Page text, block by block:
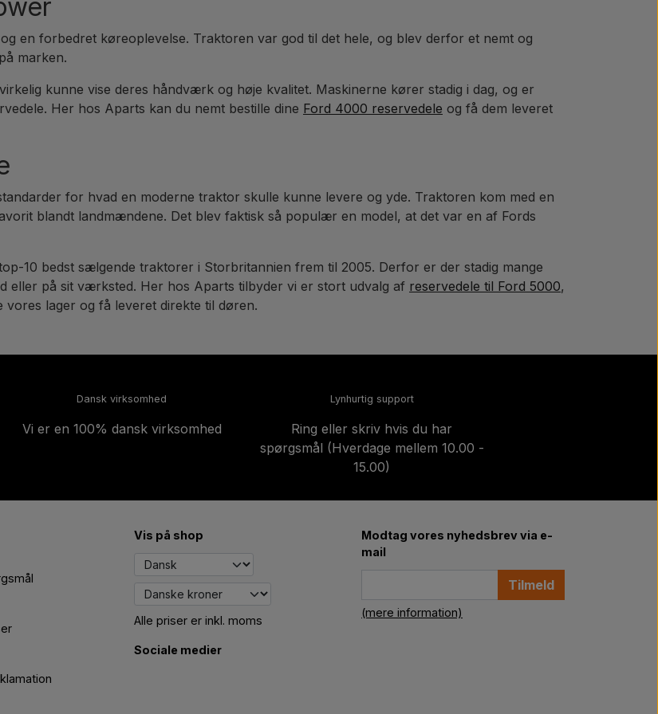
en forbedret køreoplevelse. Traktoren var god til det hele, og blev derfor et nemt og
marken.
kunne vise deres håndværk og høje kvalitet. Maskinerne kører stadig i dag, og er
Her hos Aparts kan du nemt bestille dine Ford 4000 reservedele og få dem leveret
for hvad en moderne traktor skulle kunne levere og yde. Traktoren kom med en
blandt landmændene. Det blev faktisk så populær en model, at det var en af Fords
10 bedst sælgende traktorer i Storbritannien frem til 2005. Derfor er der stadig mange
eller på sit værksted. Her hos Aparts tilbyder vi er stort udvalg af reservedele til Ford 5000,
lager og få leveret direkte til døren.
Dansk virksomhed
Vi er en 100% dansk virksomhed
Lynhurtig support
Ring eller skriv hvis du har
spørgsmål (Hverdage mellem 10.00 -
15.00)
Vis på shop
Alle priser er inkl. moms
Sociale medier
Modtag vores nyhedsbrev via e-
mail
Tilmeld
(mere information)